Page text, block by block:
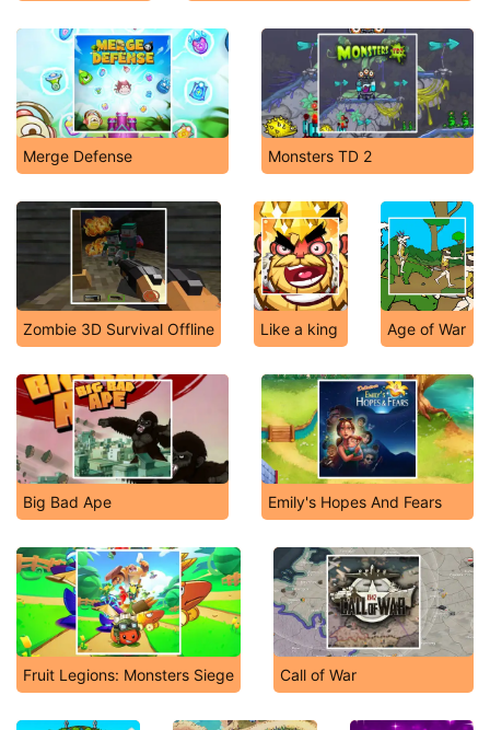
Merge Defense Monsters TD 2
Zombie 3D Survival Offline Like a king Age of War
Big Bad Ape Emily's Hopes And Fears
Fruit Legions: Monsters Siege Call of War